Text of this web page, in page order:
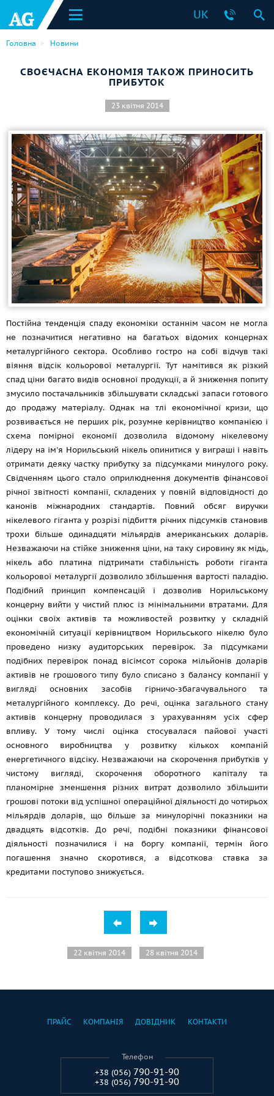
UK
Головна Новини
СВОЄЧАСНА ЕКОНОМІЯ ТАКОЖ ПРИНОСИТЬ
ПРИБУТОК
23 квітня 2014
Постійна тенденція спаду економіки останнім часом не могла
не позначитися негативно на багатьох відомих концернах
металургійного сектора. Особливо гостро на собі відчув такі
віяння відсік кольорової металургії. Тут намітився як різкий
спад ціни багато видів основної продукції, а й зниження попиту
змусило постачальників збільшувати складські запаси готового
до продажу матеріалу. Однак на тлі економічної кризи, що
розвивається не перших рік, розумне керівництво компанією і
схема помірної економії дозволила відомому нікелевому
лідеру на ім'я Норильський нікель опинитися у виграші і навіть
отримати деяку частку прибутку за підсумками минулого року.
Свідченням цього стало оприлюднення документів фінансової
річної звітності компанії, складених у повній відповідності до
канонів міжнародних стандартів. Повний обсяг виручки
нікелевого гіганта у розрізі підбиття річних підсумків становив
трохи більше одинадцяти мільярдів американських доларів.
Незважаючи на стійке зниження ціни, на таку сировину як мідь,
нікель або платина підтримати стабільність роботи гіганта
кольорової металургії дозволило збільшення вартості паладію.
Подібний принцип компенсацій і дозволив Норильському
концерну вийти у чистий плюс із мінімальними втратами. Для
оцінки своїх активів та можливостей розвитку у складній
економічній ситуації керівництвом Норильського нікелю було
проведено низку аудиторських перевірок. За підсумками
подібних перевірок понад вісімсот сорока мільйонів доларів
активів не грошового типу було списано з балансу компанії у
вигляді основних засобів гірничо-збагачувального та
металургійного комплексу. До речі, оцінка загального стану
активів концерну проводилася з урахуванням усіх сфер
впливу. У тому числі оцінка стосувалася пайової участі
основного виробництва у розвитку кількох компаній
енергетичного відсіку. Незважаючи на скорочення прибутків у
чистому вигляді, скорочення оборотного капіталу та
планомірне зменшення різних витрат дозволило збільшити
грошові потоки від успішної операційної діяльності до чотирьох
мільярдів доларів, що більше за минулорічні показники на
двадцять відсотків. До речі, подібні показники фінансової
діяльності позначилися і на боргу компанії, термін його
погашення значно скоротився, а відсоткова ставка за
кредитами поступово знижується.
22 квітня 2014 28 квітня 2014
ПРАЙС КОМПАНІЯ ДОВІДНИК КОНТАКТИ
Телефон
+38 (056) 790-91-90
+38 (056) 790-91-90